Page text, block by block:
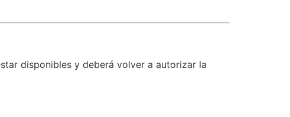
disponibles y deberá volver a autorizar la